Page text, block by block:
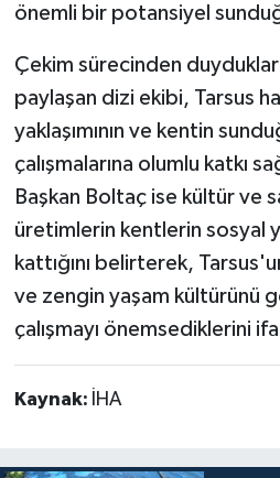
önemli bir potansiyel
Çekim sürecinden
paylaşan dizi ekibi, Tarsus
yaklaşımının ve kentin
çalışmalarına olumlu katkı
Başkan Boltaç ise kültür ve
üretimlerin kentlerin sosyal
kattığını belirterek,
ve zengin yaşam kültürünü
çalışmayı önemsediklerini
Kaynak: İHA